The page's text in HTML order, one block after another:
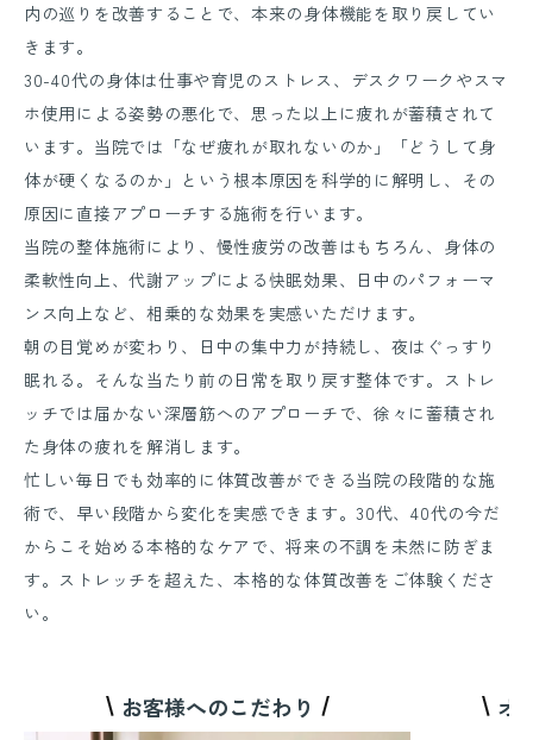
内の巡りを改善することで、本来の身体機能を取り戻してい
きます。
30-40代の身体は仕事や育児のストレス、デスクワークやスマ
ホ使用による姿勢の悪化で、思った以上に疲れが蓄積されて
います。当院では「なぜ疲れが取れないのか」「どうして身
体が硬くなるのか」という根本原因を科学的に解明し、その
原因に直接アプローチする施術を行います。
当院の整体施術により、慢性疲労の改善はもちろん、身体の
柔軟性向上、代謝アップによる快眠効果、日中のパフォーマ
ンス向上など、相乗的な効果を実感いただけます。
朝の目覚めが変わり、日中の集中力が持続し、夜はぐっすり
眠れる。そんな当たり前の日常を取り戻す整体です。ストレ
ッチでは届かない深層筋へのアプローチで、徐々に蓄積され
た身体の疲れを解消します。
忙しい毎日でも効率的に体質改善ができる当院の段階的な施
術で、早い段階から変化を実感できます。30代、40代の今だ
からこそ始める本格的なケアで、将来の不調を未然に防ぎま
す。ストレッチを超えた、本格的な体質改善をご体験くださ
い。
お客様へのこだわり オ